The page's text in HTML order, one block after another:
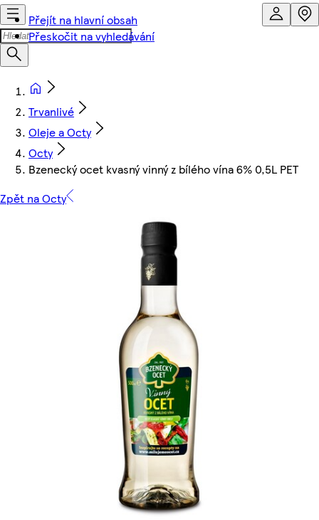
Přejít na hlavní obsah
Přeskočit na vyhledávání
Trvanlivé
Oleje a Octy
Octy
Bzenecký ocet kvasný vinný z bílého vína 6% 0,5L PET
Zpět na Octy